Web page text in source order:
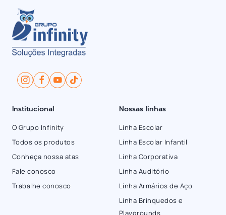
Institucional
O Grupo Infinity
Todos os produtos
Conheça nossa atas
Fale conosco
Trabalhe conosco
Nossas linhas
Linha Escolar
Linha Escolar Infantil
Linha Corporativa
Linha Auditório
Linha Armários de Aço
Linha Brinquedos e
Playgrounds